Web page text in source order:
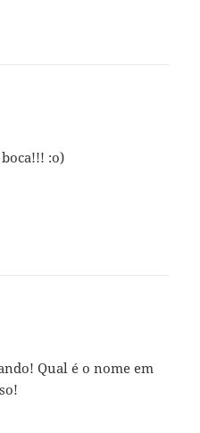
:o)
Qual é o nome em